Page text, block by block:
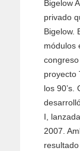
Bigelow
privado
Bigelow.
módulos
proyecto
los 90’s.
I,
2007.